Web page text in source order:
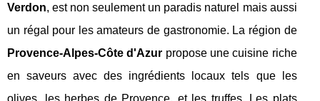
Verdon, est non seulement un paradis naturel mais aussi
un régal pour les amateurs de gastronomie. La région de
Provence-Alpes-Côte d'Azur propose une cuisine riche
en saveurs avec des ingrédients locaux tels que les
olives, les herbes de Provence, et les truffes. Les plats